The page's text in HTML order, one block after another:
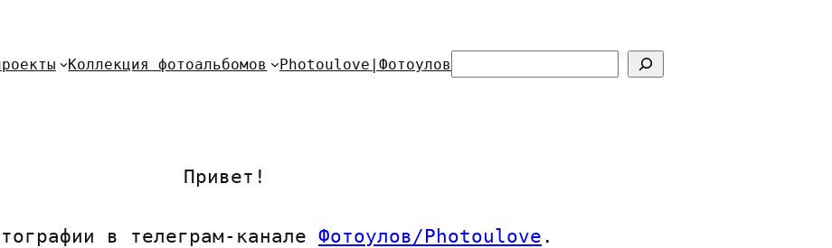
Коллекция фотоальбомов Photoulove|Фотоулов
о
Привет!
в телеграм-канале Фотоулов/Photoulove .